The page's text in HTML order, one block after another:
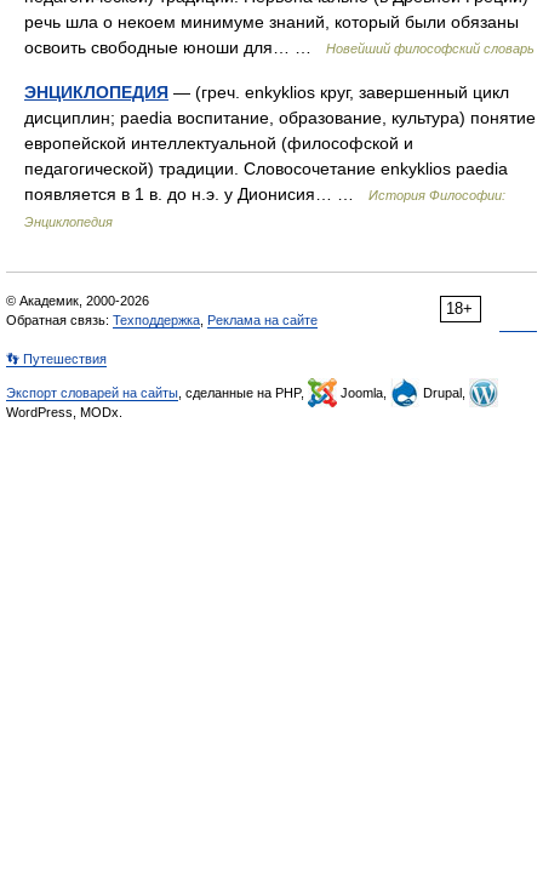
речь шла о некоем минимуме знаний, который были обязаны
освоить свободные юноши для… …
Новейший философский словарь
ЭНЦИКЛОПЕДИЯ — (греч. enkyklios круг, завершенный цикл
дисциплин; paedia воспитание, образование, культура) понятие
европейской интеллектуальной (философской и
педагогической) традиции. Словосочетание enkyklios paedia
появляется в 1 в. до н.э. у Дионисия… …
История Философии:
Энциклопедия
18+
© Академик, 2000-2026
Обратная связь: Техподдержка Реклама на сайте
👣 Путешествия
Экспорт словарей на сайты , сделанные на PHP, Joomla,
Drupal,
WordPress, MODx.